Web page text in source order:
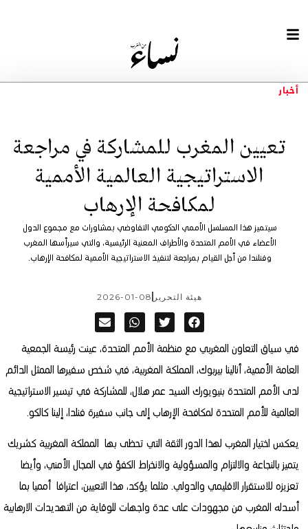
أخبار
تعيين المغرب للمشاركة في مراجعة
الاستراتيجية العالمية الأممية
لمكافحة الإرهاب
سيتميز هذا المسلسل الأممي الحكومي التفاوضي بمشاورات مع مجموع الدول
الأعضاء في الأمم المتحدة والأطراف المعنية الرئيسية، والتي سيرأسها المغرب
وفنلندا من أجل القيام بمراجعة لتنفيذ الاستراتيجية الأممية لمكافحة الإرهاب.
هيئة التحرير 2026-01-08
في سياق التعاون المغربي مع منظمة الأمم المتحدة، عينت رئيسة الجمعية
العامة الأممية، أنالينا بيربوك، المملكة المغربية، في شخص سفيرها الممثل الدائم
لدى الأمم المتحدة بنيويورك السيد عمر هلال، للمشاركة في تيسير الاستراتيجية
العالمية للأمم المتحدة لمكافحة الإرهاب إلى جانب سفيرة فنلدا، إلينا كالكو.
يعكس اختيار المغرب لهذا الدور الثقة التي تحظى بها المملكة المغربية كشريك
يتميز بالنجاعة والالتزام والمسؤولية والانخراط الكفؤ في المجال الأمني، وأيضا
تعزيزه للاستقرار الاقليمي والدولي. مثلما يؤكد، هذا التعيين، اعترافا أمميا بما
أسدله المغرب من مجهودات على عدة واجهات للوقاية من التهديدات الارهابية